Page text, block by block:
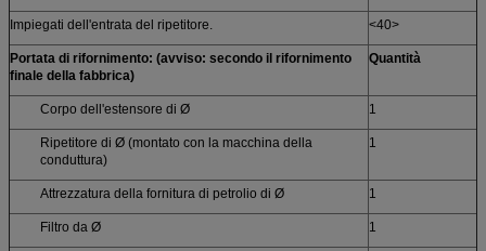
Impiegati dell'entrata del ripetitore. <40>
Portata di rifornimento: (avviso: secondo il rifornimento
finale della fabbrica)
Quantità
Corpo dell'estensore di Ø 1
Ripetitore di Ø (montato con la macchina della
conduttura)
1
Attrezzatura della fornitura di petrolio di Ø 1
Filtro da Ø 1